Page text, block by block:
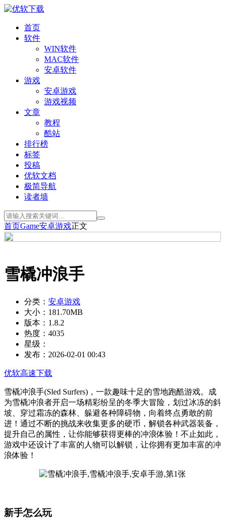
首页
软件
WIN软件
MAC软件
安卓软件
游戏
安卓游戏
游戏视频
文章
教程
酷站
排行榜
标签
投稿
优软文档
极简导航
读者墙
首页Game安卓游戏正文
雪橇冲浪手
分类： 安卓游戏
大小： 181.70MB
版本： 1.8.2
热度： 4035
星级：
发布： 2026-02-01 00:43
优软高速下载
雪橇冲浪手(Sled Surfers)，一款趣味十足的雪地跑酷游戏。成
为雪橇冲浪者开启一场精彩纷呈的冬季大冒险，划过冰冻的斜
坡、穿过霜冻的森林、躲避各种障碍物，向着终点勇敢的前
进！通过不断的挑战来收集更多的硬币，解锁各种武器装备，
提升自己的属性，让你能够获得更棒的冲浪体验！不止如此，
游戏中还设计了丰富的人物可以解锁，让你拥有更加丰富的冲
浪体验！
新手怎么玩